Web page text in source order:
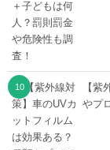
【
やプ